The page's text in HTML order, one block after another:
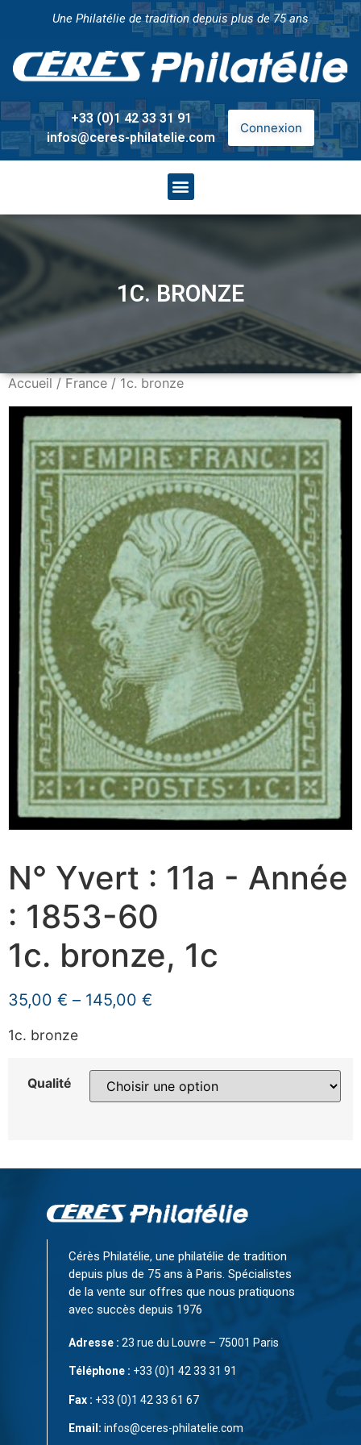
Une Philatélie de tradition depuis plus de 75 ans
+33 (0)1 42 33 31 91
infos@ceres-philatelie.com
Connexion
1C. BRONZE
Accueil/France/ 1c. bronze
N° Yvert : 11a - Année
: 1853-60
1c. bronze, 1c
35,00 € – 145,00 €
1c. bronze
Qualité
Cérès Philatélie, une philatélie de tradition
depuis plus de 75 ans à Paris. Spécialistes
de la vente sur offres que nous pratiquons
avec succès depuis 1976
Adresse : 23 rue du Louvre – 75001 Paris
Téléphone : +33 (0)1 42 33 31 91
Fax : +33 (0)1 42 33 61 67
Email: infos@ceres-philatelie.com